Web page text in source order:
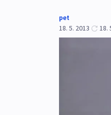
pet
18. 5. 2013
18.